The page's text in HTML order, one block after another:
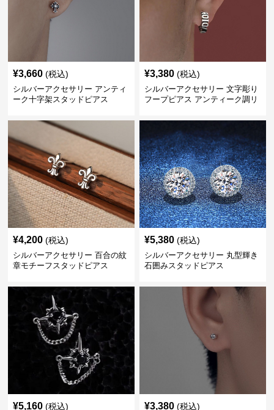
¥3,660 (税込)
シルバーアクセサリー アンティ
ーク十字架スタッドピアス
¥3,380 (税込)
シルバーアクセサリー 文字彫り
フープピアス アンティーク調リ
¥4,200 (税込)
シルバーアクセサリー 百合の紋
章モチーフスタッドピアス
¥5,380 (税込)
シルバーアクセサリー 丸型輝き
石囲みスタッドピアス
¥5,160 (税込) ¥3,380 (税込)